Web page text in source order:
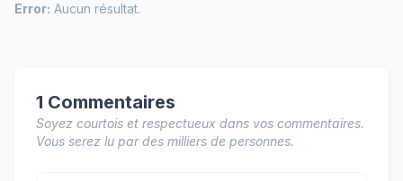
Error: Aucun résultat.
1 Commentaires
Soyez courtois et respectueux dans vos commentaires.
Vous serez lu par des milliers de personnes.